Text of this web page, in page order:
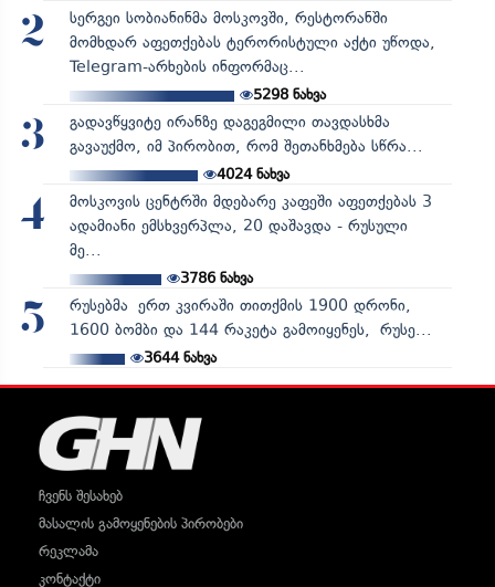
2
სერგეი სობიანინმა მოსკოვში, რესტორანში
მომხდარ აფეთქებას ტერორისტული აქტი უწოდა,
Telegram-არხების ინფორმაც...
5298ნახვა
3
გადავწყვიტე ირანზე დაგეგმილი თავდასხმა
გავაუქმო, იმ პირობით, რომ შეთანხმება სწრა...
4024ნახვა
4
მოსკოვის ცენტრში მდებარე კაფეში აფეთქებას 3
ადამიანი ემსხვერპლა, 20 დაშავდა - რუსული
მე...
3786ნახვა
5
რუსებმა ერთ კვირაში თითქმის 1900 დრონი,
1600 ბომბი და 144 რაკეტა გამოიყენეს, რუსე...
3644ნახვა
ჩვენს შესახებ
მასალის გამოყენების პირობები
რეკლამა
კონტაქტი